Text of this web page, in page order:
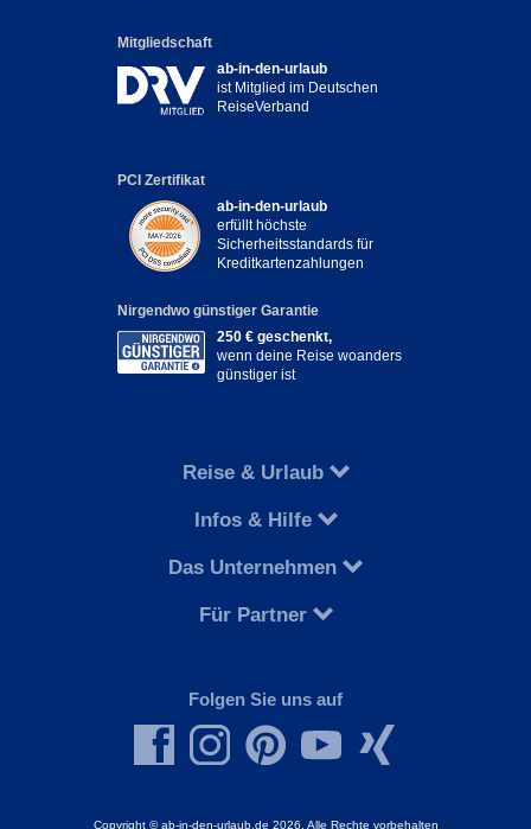
Mitgliedschaft
ab-in-den-urlaub
ist Mitglied im Deutschen
ReiseVerband
PCI Zertifikat
ab-in-den-urlaub
erfüllt höchste
Sicherheitsstandards für
Kreditkartenzahlungen
Nirgendwo günstiger Garantie
250 € geschenkt,
wenn deine Reise woanders
günstiger ist
Reise & Urlaub
Infos & Hilfe
Das Unternehmen
Für Partner
Folgen Sie uns auf
Copyright © ab-in-den-urlaub.de 2026. Alle Rechte vorbehalten